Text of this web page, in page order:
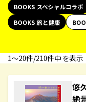
BOOKS スペシャルコラボ
BOOKS 旅と健康
1〜20件/210件中 を表示
悠
絶